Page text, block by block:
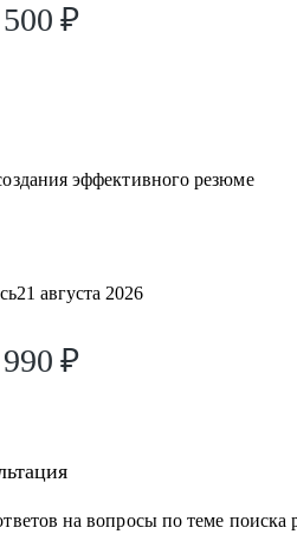
₽
эффективного резюме
21 августа 2026
₽
на вопросы по теме поиска